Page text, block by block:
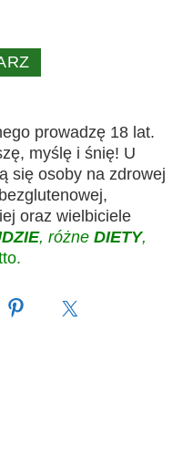
prowadzę 18 lat.
myślę i śnię! U
się osoby na zdrowej
oraz wielbiciele
, różne DIETY,